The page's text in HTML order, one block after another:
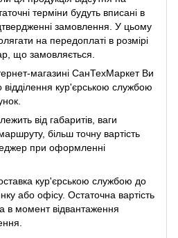
терміни будуть вписані в
замовлення. У цьому
на передоплаті в розмірі
що замовляється.
магазині СанТехМаркет Ви
відділення кур'єрською службою
від габаритів, ваги
більш точну вартість
при оформленні
кур'єрською службою до
або офісу. Остаточна вартість
в момент відвантаження